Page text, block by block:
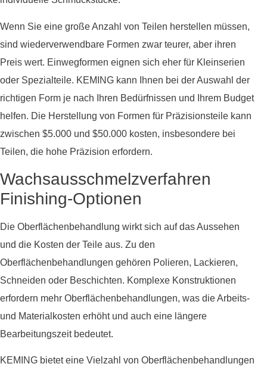
Wenn Sie eine große Anzahl von Teilen herstellen müssen,
sind wiederverwendbare Formen zwar teurer, aber ihren
Preis wert. Einwegformen eignen sich eher für Kleinserien
oder Spezialteile. KEMING kann Ihnen bei der Auswahl der
richtigen Form je nach Ihren Bedürfnissen und Ihrem Budget
helfen. Die Herstellung von Formen für Präzisionsteile kann
zwischen $5.000 und $50.000 kosten, insbesondere bei
Teilen, die hohe Präzision erfordern.
Wachsausschmelzverfahren
Finishing-Optionen
Die Oberflächenbehandlung wirkt sich auf das Aussehen
und die Kosten der Teile aus. Zu den
Oberflächenbehandlungen gehören Polieren, Lackieren,
Schneiden oder Beschichten. Komplexe Konstruktionen
erfordern mehr Oberflächenbehandlungen, was die Arbeits-
und Materialkosten erhöht und auch eine längere
Bearbeitungszeit bedeutet.
KEMING bietet eine Vielzahl von Oberflächenbehandlungen